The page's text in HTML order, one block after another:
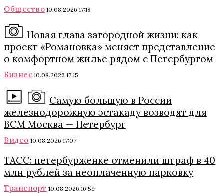
Общество 10.08.2026 17:18
Новая глава загородной жизни: как
проект «Романовка» меняет представление
о комфортном жилье рядом с Петербургом
Бизнес 10.08.2026 17:15
Самую большую в России
железнодорожную эстакаду возводят для
ВСМ Москва — Петербург
Видео 10.08.2026 17:07
ТАСС: петербурженке отменили штраф в 40
млн рублей за неоплаченную парковку
Транспорт 10.08.2026 16:59